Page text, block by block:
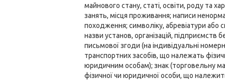
майнового стану, статі, освіти, роду та
занять, місця проживання; написи
походження; символіку, абревіатури або
назви установ, організацій, підприємств
письмової згоди (на індивідуальні
транспортних засобів, що належать
юридичним особам); знак (торговельну
фізичної чи юридичної особи, що